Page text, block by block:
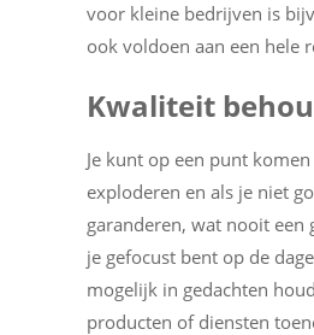
voor kleine bedrijven is
ook voldoen aan een hele
Kwaliteit
Je kunt op een punt
exploderen en als je niet
garanderen, wat nooit een
je gefocust bent op de
mogelijk in gedachten
producten of diensten